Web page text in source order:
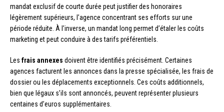
mandat exclusif de courte durée peut justifier des honoraires
légèrement supérieurs, l’agence concentrant ses efforts sur une
période réduite. À l’inverse, un mandat long permet d’étaler les coûts
marketing et peut conduire à des tarifs préférentiels.
Les frais annexes doivent être identifiés précisément. Certaines
agences facturent les annonces dans la presse spécialisée, les frais de
dossier ou les déplacements exceptionnels. Ces coûts additionnels,
bien que légaux s’ils sont annoncés, peuvent représenter plusieurs
centaines d’euros supplémentaires.